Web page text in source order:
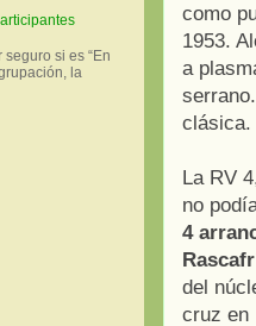
como
1953.
a
clásica.
La RV
no
4
del
cruz en
si es “En
la